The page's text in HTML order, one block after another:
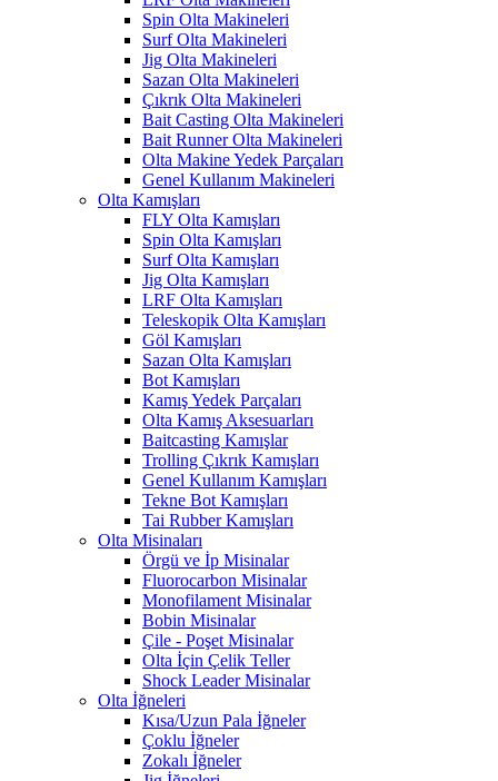
Spin Olta Makineleri
Surf Olta Makineleri
Jig Olta Makineleri
Sazan Olta Makineleri
Çıkrık Olta Makineleri
Bait Casting Olta Makineleri
Bait Runner Olta Makineleri
Olta Makine Yedek Parçaları
Genel Kullanım Makineleri
Olta Kamışları
FLY Olta Kamışları
Spin Olta Kamışları
Surf Olta Kamışları
Jig Olta Kamışları
LRF Olta Kamışları
Teleskopik Olta Kamışları
Göl Kamışları
Sazan Olta Kamışları
Bot Kamışları
Kamış Yedek Parçaları
Olta Kamış Aksesuarları
Baitcasting Kamışlar
Trolling Çıkrık Kamışları
Genel Kullanım Kamışları
Tekne Bot Kamışları
Tai Rubber Kamışları
Olta Misinaları
Örgü ve İp Misinalar
Fluorocarbon Misinalar
Monofilament Misinalar
Bobin Misinalar
Çile - Poşet Misinalar
Olta İçin Çelik Teller
Shock Leader Misinalar
Olta İğneleri
Kısa/Uzun Pala İğneler
Çoklu İğneler
Zokalı İğneler